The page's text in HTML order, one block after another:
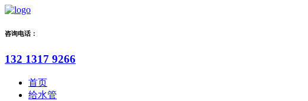
咨询电话：
132 1317 9266
首页
给水管